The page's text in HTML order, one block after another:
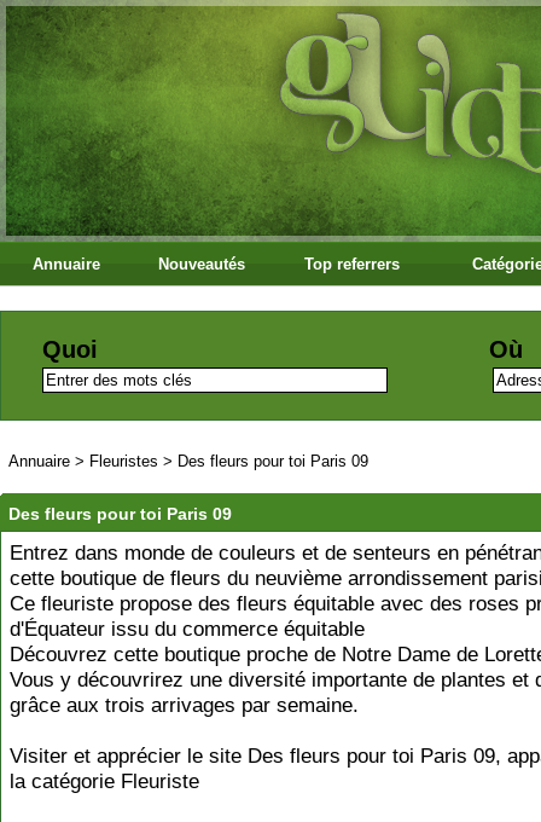
Annuaire Nouveautés Top referrers
Quoi Où
Annuaire > Fleuristes > Des fleurs pour toi Paris 09
Des fleurs pour toi Paris 09
Entrez dans monde de couleurs et de senteurs en
cette boutique de fleurs du neuvième arrondissement
Ce fleuriste propose des fleurs équitable avec des roses
d'Équateur issu du commerce équitable
Découvrez cette boutique proche de Notre Dame de
Vous y découvrirez une diversité importante de plantes et
grâce aux trois arrivages par semaine.
Visiter et apprécier le site Des fleurs pour toi Paris 09,
la catégorie Fleuriste